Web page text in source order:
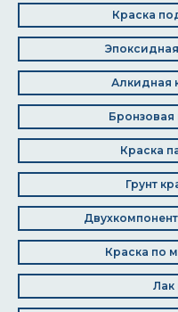
Краска
Алкидная
Бронзовая
Краска
Грунт
Краска по
Лак